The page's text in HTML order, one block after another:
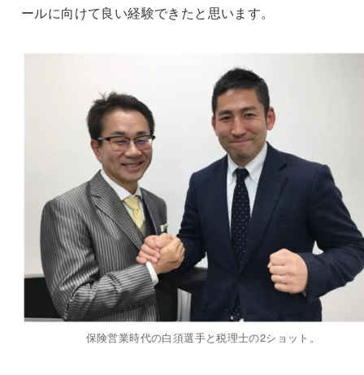
ールに向けて良い経験できたと思います。
保険営業時代の白須選手と税理士の2ショット。